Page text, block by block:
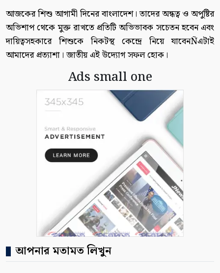
আজকের শিশু আগামী দিনের বাংলাদেশ। তাদের অন্ধত্ব ও অপুষ্টির
অভিশাপ থেকে মুক্ত রাখতে প্রতিটি অভিভাবক সচেতন হবেন এবং
দায়িত্বসহকারে শিশুকে নিকটস্থ কেন্দ্রে নিয়ে যাবেনÑএটাই
আমাদের প্রত্যাশা। জাতীয় এই উদ্যোগ সফল হোক।
Ads small one
আপনার মতামত লিখুন